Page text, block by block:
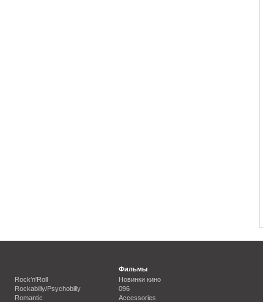
Rock'n'Roll
Rockabilly/Psychobilly
Romantic
Фильмы
Новинки кино
096
Accessories